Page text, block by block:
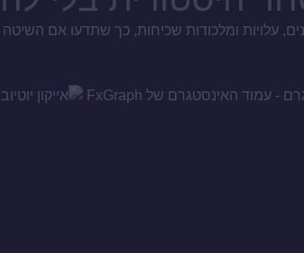
עלויות ומלכודות שכיחות, כך שתדעו אם